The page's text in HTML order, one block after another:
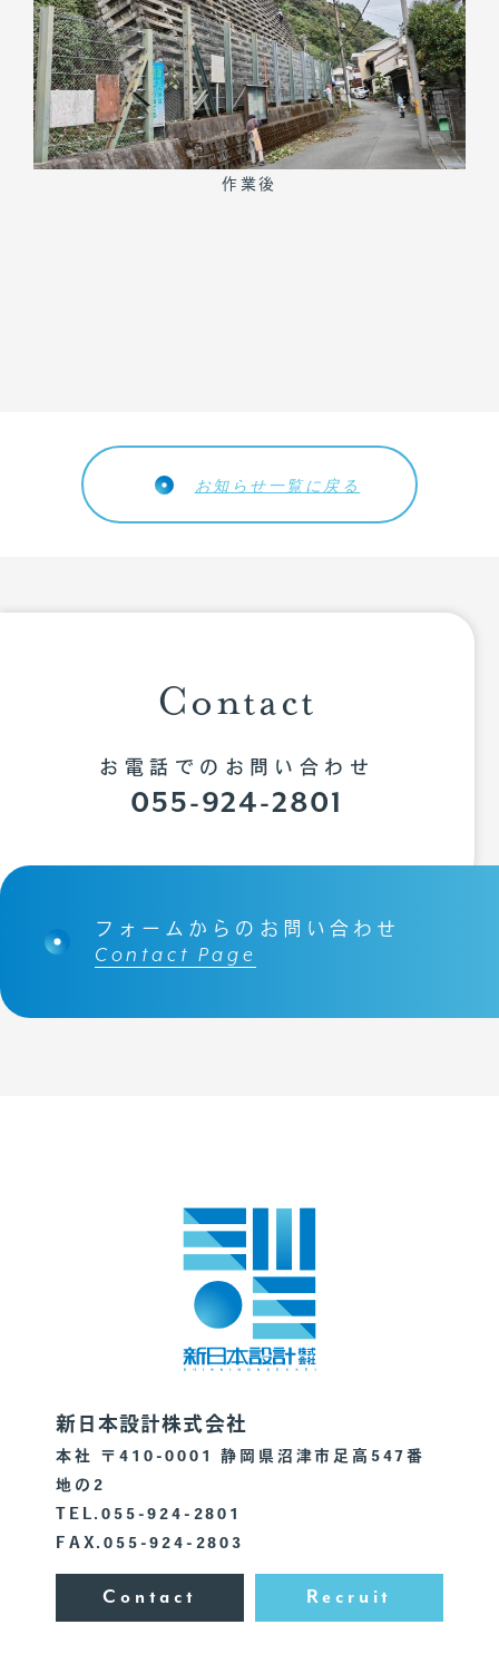
トップページ
私たちについて
作業後
お知らせ一覧に戻る
Contact
お電話でのお問い合わせ
055-924-2801
フォームからのお問い合わせ
Contact Page
新日本設計株式会社
本社 〒410-0001 静岡県沼津市足高547番
地の2
TEL.055-924-2801
FAX.055-924-2803
Contact Recruit